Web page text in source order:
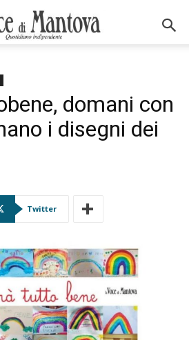
domani con
i disegni dei
Twitter